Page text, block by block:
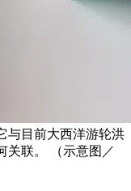
与目前大西洋游轮洪
关联。 （示意图／